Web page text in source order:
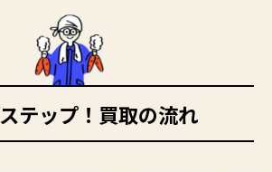
ステップ！買取の流れ